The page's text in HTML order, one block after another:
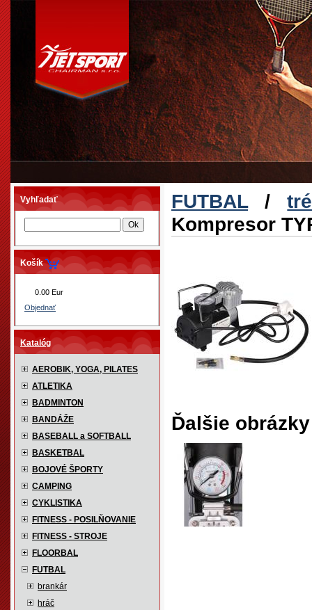
Vyhľadať
Košík
0.00 Eur
Objednať
Katalóg
AEROBIK, YOGA, PILATES
ATLETIKA
BADMINTON
BANDÁŽE
BASEBALL a SOFTBALL
BASKETBAL
BOJOVÉ ŠPORTY
CAMPING
CYKLISTIKA
FITNESS - POSILŇOVANIE
FITNESS - STROJE
FLOORBAL
FUTBAL
brankár
hráč
FUTBAL/
Kompresor
Ďalšie obrázky